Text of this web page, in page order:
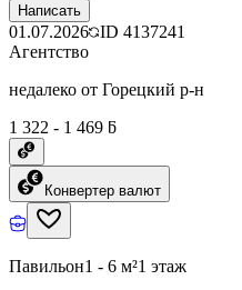
Написать
01.07.2026 ID 4137241
Агентство
недалеко от Горецкий р-н
1 322 - 1 469 ƃ
Конвертер валют
Павильон1 - 6 м²1 этаж